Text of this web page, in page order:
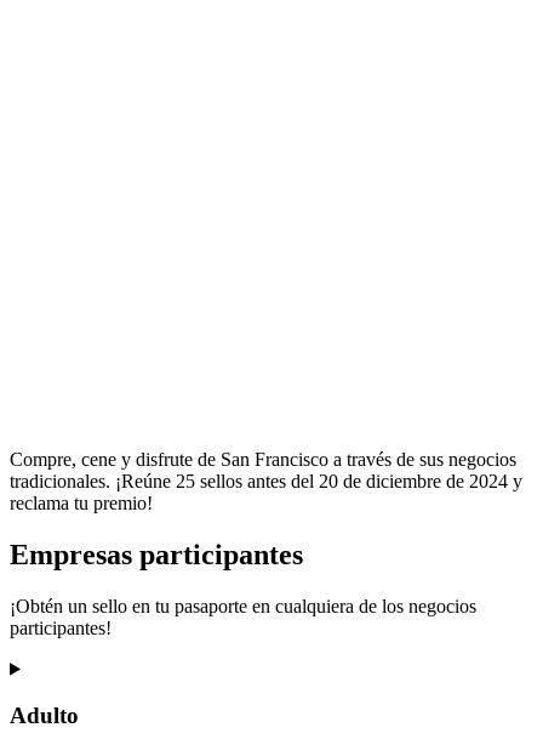
Compre, cene y disfrute de San Francisco a través de sus negocios
tradicionales. ¡Reúne 25 sellos antes del 20 de diciembre de 2024 y
reclama tu premio!
Empresas participantes
¡Obtén un sello en tu pasaporte en cualquiera de los negocios
participantes!
Adulto